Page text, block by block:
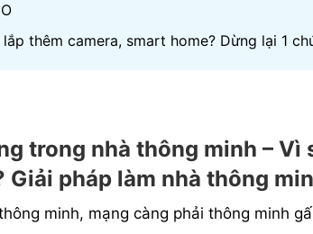
thêm camera, smart home? Dừng lại 1
trong nhà thông minh –
pháp làm nhà thông
minh, mạng càng phải thông minh